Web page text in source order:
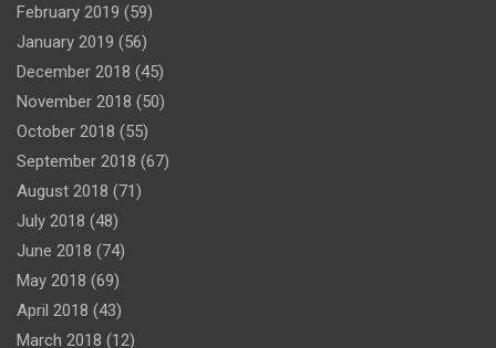
February 2019 (59)
January 2019 (56)
December 2018 (45)
November 2018 (50)
October 2018 (55)
September 2018 (67)
August 2018 (71)
July 2018 (48)
June 2018 (74)
May 2018 (69)
April 2018 (43)
March 2018 (12)